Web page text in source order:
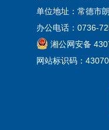
单位地址：常德市
办公电话：0736-
湘公网安备
网站标识码：